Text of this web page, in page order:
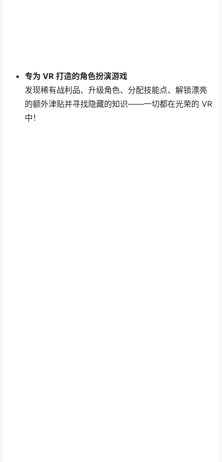
专为 VR 打造的角色扮演游戏
发现稀有战利品、升级角色、分配技能点、解锁漂亮
的额外津贴并寻找隐藏的知识——一切都在光荣的 VR
中！